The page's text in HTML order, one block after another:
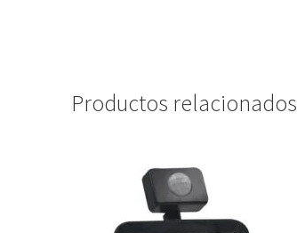
Productos relacionados